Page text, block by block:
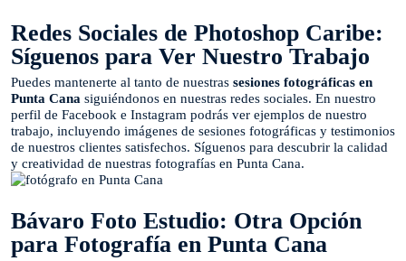
Redes Sociales de Photoshop Caribe:
Síguenos para Ver Nuestro Trabajo
Puedes mantenerte al tanto de nuestras sesiones fotográficas en
Punta Cana siguiéndonos en nuestras redes sociales. En nuestro
perfil de Facebook e Instagram podrás ver ejemplos de nuestro
trabajo, incluyendo imágenes de sesiones fotográficas y testimonios
de nuestros clientes satisfechos. Síguenos para descubrir la calidad
y creatividad de nuestras fotografías en Punta Cana.
Bávaro Foto Estudio: Otra Opción
para Fotografía en Punta Cana